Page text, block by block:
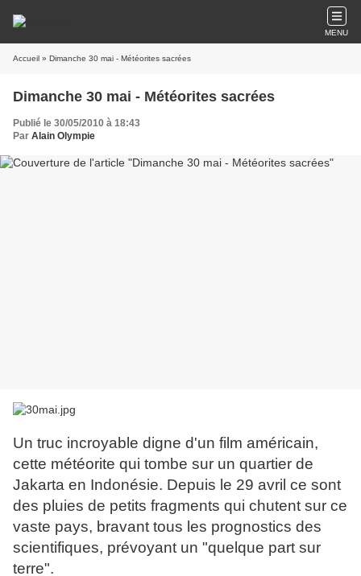
MENU
Accueil » Dimanche 30 mai - Météorites sacrées
Dimanche 30 mai - Météorites sacrées
Publié le 30/05/2010 à 18:43
Par Alain Olympie
Un truc incroyable digne d'un film américain,
cette météorite qui tombe sur un quartier de
Jakarta en Indonésie. Depuis le 29 avril ce sont
des pluies de petits fragments qui chutent sur ce
vaste pays, bravant tous les prognostics des
scientifiques, prévoyant un "quelque part sur
terre".